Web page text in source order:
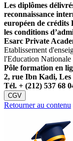
Les diplômes
reconnaissance
européen de crédits
les conditions
Esarc Private
Etablissement
l'Education Nationale
Pôle formation en
2, rue Ibn Kadi,
Tél. + (212) 537 68
CGV
Retourner au contenu